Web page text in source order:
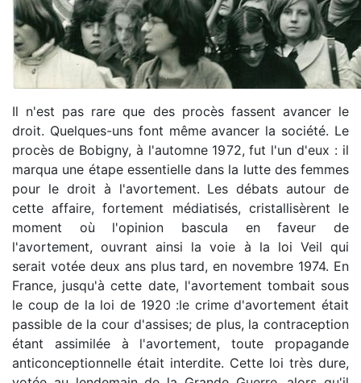
Il n'est pas rare que des procès fassent avancer le
droit. Quelques-uns font même avancer la société. Le
procès de Bobigny, à l'automne 1972, fut l'un d'eux : il
marqua une étape essentielle dans la lutte des femmes
pour le droit à l'avortement. Les débats autour de
cette affaire, fortement médiatisés, cristallisèrent le
moment où l'opinion bascula en faveur de
l'avortement, ouvrant ainsi la voie à la loi Veil qui
serait votée deux ans plus tard, en novembre 1974. En
France, jusqu'à cette date, l'avortement tombait sous
le coup de la loi de 1920 :le crime d'avortement était
passible de la cour d'assises; de plus, la contraception
étant assimilée à l'avortement, toute propagande
anticonceptionnelle était interdite. Cette loi très dure,